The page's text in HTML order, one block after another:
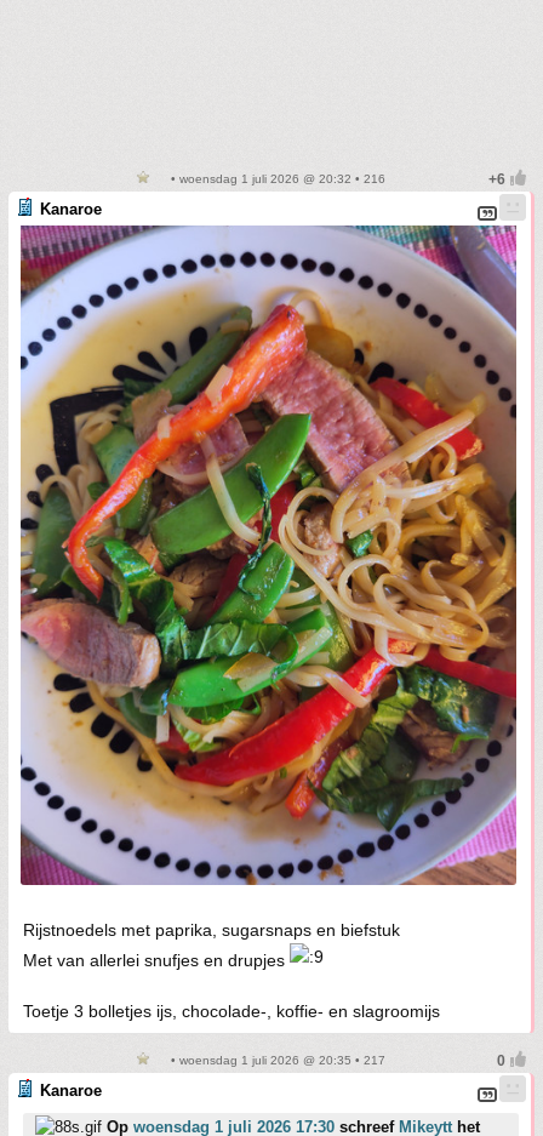
• woensdag 1 juli 2026 @ 20:32 • 216
Kanaroe
Rijstnoedels met paprika, sugarsnaps en biefstuk
Met van allerlei snufjes en drupjes
Toetje 3 bolletjes ijs, chocolade-, koffie- en slagroomijs
• woensdag 1 juli 2026 @ 20:35 • 217
Kanaroe
Op woensdag 1 juli 2026 17:30 schreef Mikeytt het